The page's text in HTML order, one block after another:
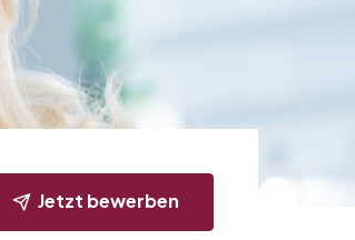
Jetzt bewerben